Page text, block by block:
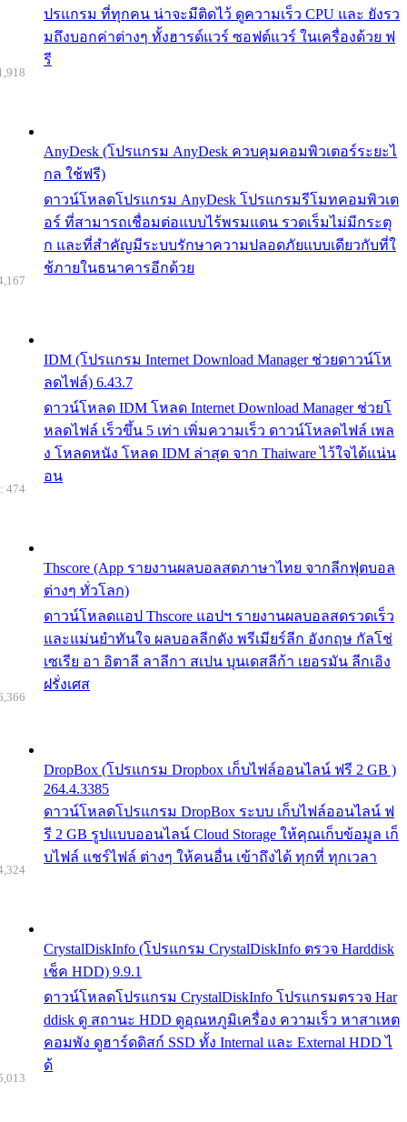
ปรแกรม ที่ทุกคน น่าจะมีติดไว้ ดูความเร็ว CPU และ ยังรว
มถึงบอกค่าต่างๆ ทั้งฮารด์แวร์ ซอฟต์แวร์ ในเครื่องด้วย ฟ
รี
AnyDesk (โปรแกรม AnyDesk ควบคุมคอมพิวเตอร์ระยะไ
กล ใช้ฟรี)
ดาวน์โหลดโปรแกรม AnyDesk โปรแกรมรีโมทคอมพิวเต
อร์ ที่สามารถเชื่อมต่อแบบไร้พรมแดน รวดเร็มไม่มีกระตุ
ก และที่สำคัญมีระบบรักษาความปลอดภัยแบบเดียวกับที่ใ
ช้ภายในธนาคารอีกด้วย
IDM (โปรแกรม Internet Download Manager ช่วยดาวน์โห
ลดไฟล์) 6.43.7
ดาวน์โหลด IDM โหลด Internet Download Manager ช่วยโ
หลดไฟล์ เร็วขึ้น 5 เท่า เพิ่มความเร็ว ดาวน์โหลดไฟล์ เพล
ง โหลดหนัง โหลด IDM ล่าสุด จาก Thaiware ไว้ใจได้แน่น
อน
Thscore (App รายงานผลบอลสดภาษาไทย จากลีกฟุตบอล
ต่างๆ ทั่วโลก)
ดาวน์โหลดแอป Thscore แอปฯ รายงานผลบอลสดรวดเร็ว
และแม่นยำทันใจ ผลบอลลีกดัง พรีเมียร์ลีก อังกฤษ กัลโช่
เซเรีย อา อิตาลี ลาลีกา สเปน บุนเดสลีก้า เยอรมัน ลีกเอิง
ฝรั่งเศส
474
DropBox (โปรแกรม Dropbox เก็บไฟล์ออนไลน์ ฟรี 2 GB )
264.4.3385
ดาวน์โหลดโปรแกรม DropBox ระบบ เก็บไฟล์ออนไลน์ ฟ
รี 2 GB รูปแบบออนไลน์ Cloud Storage ให้คุณเก็บข้อมูล เก็
บไฟล์ แชร์ไฟล์ ต่างๆ ให้คนอื่น เข้าถึงได้ ทุกที่ ทุกเวลา
CrystalDiskInfo (โปรแกรม CrystalDiskInfo ตรวจ Harddisk
เช็ค HDD) 9.9.1
ดาวน์โหลดโปรแกรม CrystalDiskInfo โปรแกรมตรวจ Har
ddisk ดู สถานะ HDD ดูอุณหภูมิเครื่อง ความเร็ว หาสาเหต
คอมพัง ดูฮาร์ดดิสก์ SSD ทั้ง Internal และ External HDD ไ
ด้